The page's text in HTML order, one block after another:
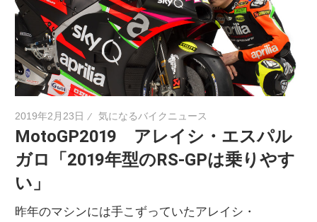
2019年2月23日 気になるバイクニュース
MotoGP2019 アレイシ・エスパル
ガロ「2019年型のRS-GPは乗りやす
い」
昨年のマシンには手こずっていたアレイシ・